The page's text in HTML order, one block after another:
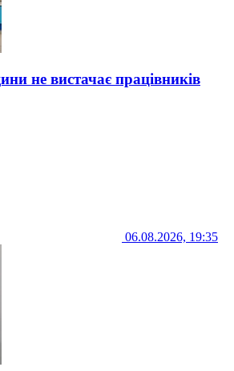
не вистачає працівників
06.08.2026, 19:35